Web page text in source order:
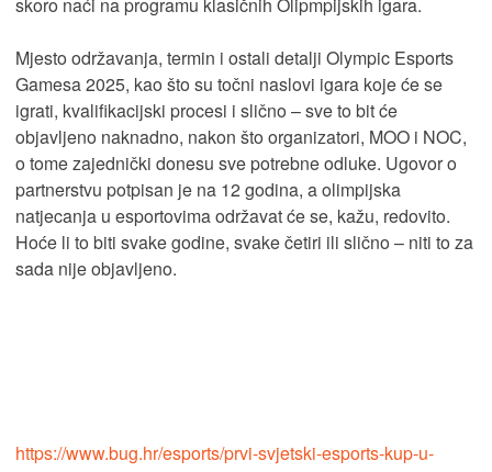
skoro naći na programu klasičnih Olipmpijskih igara.
Mjesto održavanja, termin i ostali detalji Olympic Esports
Gamesa 2025, kao što su točni naslovi igara koje će se
igrati, kvalifikacijski procesi i slično – sve to bit će
objavljeno naknadno, nakon što organizatori, MOO i NOC,
o tome zajednički donesu sve potrebne odluke. Ugovor o
partnerstvu potpisan je na 12 godina, a olimpijska
natjecanja u esportovima održavat će se, kažu, redovito.
Hoće li to biti svake godine, svake četiri ili slično – niti to za
sada nije objavljeno.
https://www.bug.hr/esports/prvi-svjetski-esports-kup-u-